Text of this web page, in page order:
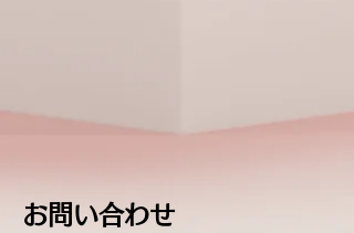
​お問い合わせ